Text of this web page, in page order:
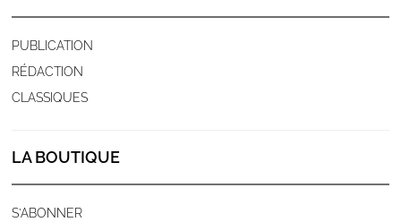
PUBLICATION
RÉDACTION
CLASSIQUES
LA BOUTIQUE
S'ABONNER